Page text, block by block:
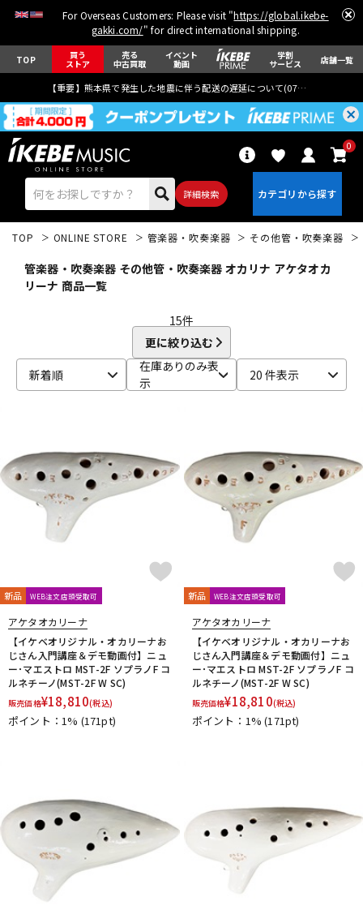
For Overseas Customers: Please visit "https://global.ikebe-
gakki.com/" for direct international shipping.
TOP 買う
ストア
売る
中古買取
イベント
動画
学割
サービス 店舗一覧
【重要】熊本県で発生した地震に伴う配送の遅延について(07月29日
詳細検索
0
ベース ウクレレ
キーボード 電子ピアノ
アンプ エフェクター
DJ機器 DTM
配信/ライブ機器
中古 ヴィンテージ
TOP ONLINE STORE 管楽器・吹奏楽器 その他管・吹奏楽器
管楽器・吹奏楽器 その他管・吹奏楽器 オカリナ アケタオカ
リーナ 商品一覧
15件
更に絞り込む
新着順
在庫ありのみ表
示
20 件表示
新品 WEB注文店頭受取可
アケタオカリーナ
【イケベオリジナル・オカリーナお
じさん入門講座＆デモ動画付】ニュ
ー･マエストロ MST-2F ソプラノF コ
ルネチーノ(MST-2F W SC)
販売価格¥18,810(税込)
ポイント：1% (171pt)
新品 WEB注文店頭受取可
アケタオカリーナ
【イケベオリジナル・オカリーナお
じさん入門講座＆デモ動画付】ニュ
ー･マエストロ MST-2F ソプラノF コ
ルネチーノ(MST-2F W SC)
販売価格¥18,810(税込)
ポイント：1%(171pt)